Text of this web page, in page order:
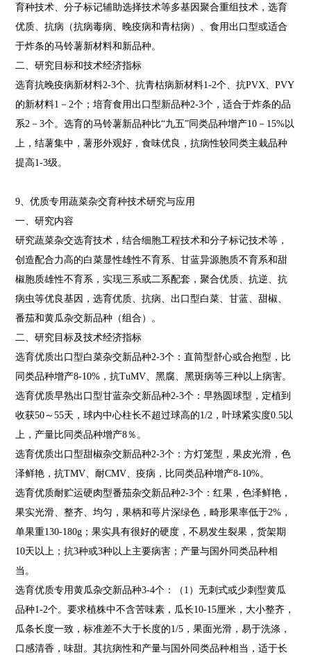
育种技术、分子标记辅助选择技术等多基因聚合重组技术，选育
优质、抗病（抗病毒病、晚疫病和青枯病）、食用出口型或适合
于炸条的马铃薯新材料和新品种。
二、研究目标和技术经济指标
选育抗晚疫病新材料2-3个、抗青枯病新材料1-2个、抗PVX、PVY
的新材料1－2个；培育食用出口型新品种2-3个，适合于炸条的品
系2－3个。选育的马铃薯新品种比“九五”同类品种增产10－15%以
上，结薯集中，薯形外观好，食味优良，抗病性较同类主栽品种
提高1-3级。
9、优质专用蔬菜杂交育种技术研究与应用
一、研究内容
研究蔬菜杂交选育技术，结合细胞工程技术和分子标记技术等，
创造配合力高的白菜显性雄性不育系、甘蓝异源胞质不育系和甜
椒胞质雄性不育系，实现三系或二系配套，聚合优质、抗逆、抗
病虫等优良基因，选育优质、抗病、出口型白菜、甘蓝、甜椒、
番茄和黄瓜杂交新品种（组合）。
二、研究目标及技术经济指标
选育优质出口型白菜杂交新品种2-3个：直筒型舒心或合抱型，比
同类品种增产8-10%，抗TuMV、黑腐、黑斑病等三种以上病害。
选育优质早熟出口型甘蓝杂交新品种2-3个：早熟圆球型，定植到
收获50～55天，球内中心柱长不超过球高的1/2，叶球紧实度0.5以
上，产量比同类品种增产8％。
选育优质出口型甜椒杂交新品种2-3个：方灯笼型，果皮光滑，色
泽鲜艳，抗TMV、耐CMV、疫病，比同类品种增产8-10%。
选育优质耐贮运硬肉型番茄杂交新品种2-3个：红果，色泽鲜艳，
果实光滑、整齐、均匀，果柄和萼片深绿色，畸形果率低于2%，
单果重130-180g；果实具有很好的硬度，不易发生裂果，货架期
10天以上；抗3种或3种以上主要病害；产量与国外同类品种相
当。
选育优质专用黄瓜杂交新品种3-4个：（1）无刺式或少刺型黄瓜
品种1-2个。要求植株中不含苦味素，瓜长10-15厘米，大小整齐，
瓜条长度一致，标准差不大于长度的1/5，果面光滑，易于洗涤，
口感清香，味甜。其抗病性和产量与国外同类品种相当，适于长